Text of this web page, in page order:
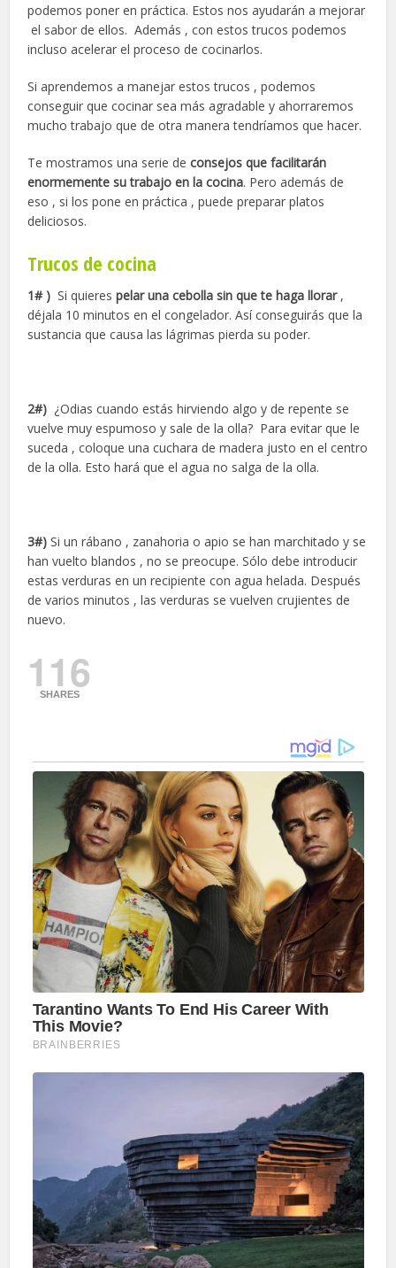
podemos poner en práctica. Estos nos ayudarán a mejorar
el sabor de ellos. Además , con estos trucos podemos
incluso acelerar el proceso de cocinarlos.
Si aprendemos a manejar estos trucos , podemos
conseguir que cocinar sea más agradable y ahorraremos
mucho trabajo que de otra manera tendríamos que hacer.
Te mostramos una serie de consejos que facilitarán
enormemente su trabajo en la cocina. Pero además de
eso , si los pone en práctica , puede preparar platos
deliciosos.
Trucos de cocina
1# )Si quierespelar una cebolla sin que te haga llorar,
déjala 10 minutos en el congelador. Así conseguirás que la
sustancia que causa las lágrimas pierda su poder.
2#) ¿Odias cuando estás hirviendo algo y de repente se
vuelve muy espumoso y sale de la olla? Para evitar que le
suceda , coloque una cuchara de madera justo en el centro
de la olla. Esto hará que el agua no salga de la olla.
3#) Si un rábano , zanahoria o apio se han marchitado y se
han vuelto blandos , no se preocupe. Sólo debe introducir
estas verduras en un recipiente con agua helada. Después
de varios minutos , las verduras se vuelven crujientes de
nuevo.
116
SHARES